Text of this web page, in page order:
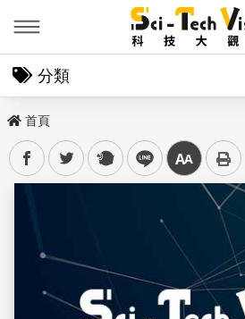
分類
首頁
facebooktwitter plurk line 中